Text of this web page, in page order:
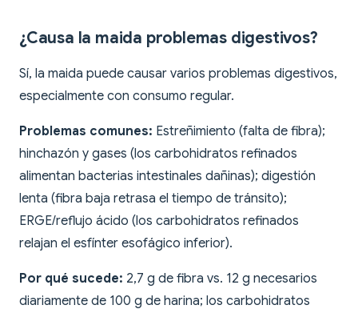
¿Causa la maida problemas digestivos?
Sí, la maida puede causar varios problemas digestivos,
especialmente con consumo regular.
Problemas comunes: Estreñimiento (falta de fibra);
hinchazón y gases (los carbohidratos refinados
alimentan bacterias intestinales dañinas); digestión
lenta (fibra baja retrasa el tiempo de tránsito);
ERGE/reflujo ácido (los carbohidratos refinados
relajan el esfínter esofágico inferior).
Por qué sucede: 2,7 g de fibra vs. 12 g necesarios
diariamente de 100 g de harina; los carbohidratos